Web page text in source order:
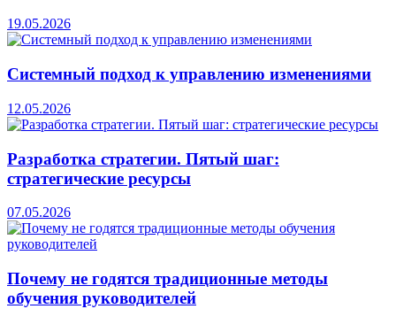
19.05.2026
Системный подход к управлению изменениями
12.05.2026
Разработка стратегии. Пятый шаг:
стратегические ресурсы
07.05.2026
Почему не годятся традиционные методы
обучения руководителей